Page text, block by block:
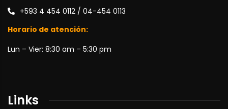
+593 4 454 0112 / 04-454 0113
Horario de atención:
Lun – Vier: 8:30 am – 5:30 pm
Links